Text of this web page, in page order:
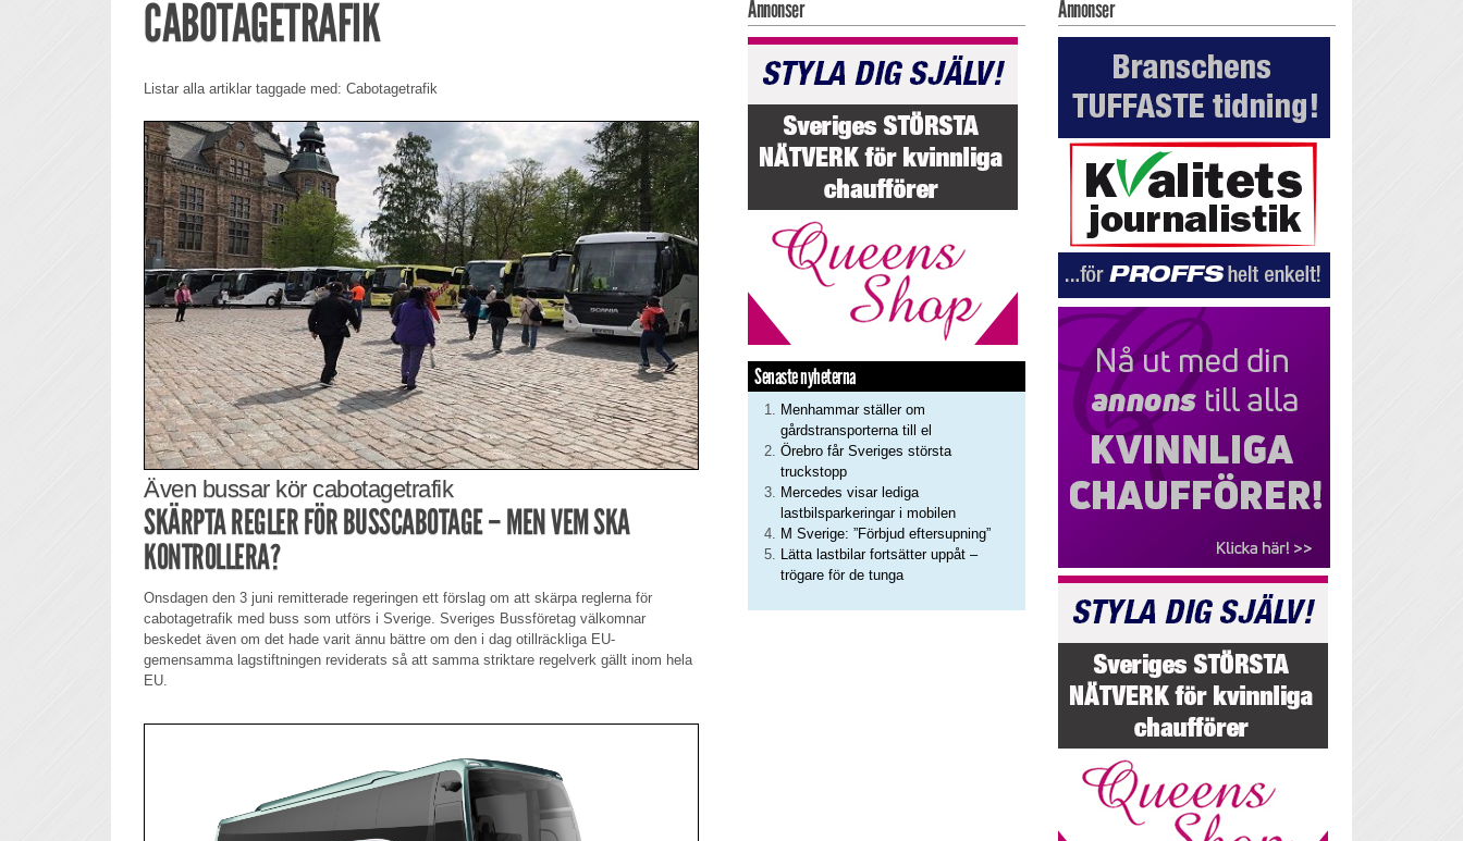
CABOTAGETRAFIK
Listar alla artiklar taggade med: Cabotagetrafik
Även bussar kör cabotagetrafik
SKÄRPTA REGLER FÖR BUSSCABOTAGE – MEN VEM SKA
KONTROLLERA?
Onsdagen den 3 juni remitterade regeringen ett förslag om att skärpa reglerna för
cabotagetrafik med buss som utförs i Sverige. Sveriges Bussföretag välkomnar
beskedet även om det hade varit ännu bättre om den i dag otillräckliga EU-
gemensamma lagstiftningen reviderats så att samma striktare regelverk gällt inom hela
EU.
Annonser
Senaste nyheterna
Menhammar ställer om
gårdstransporterna till el
Örebro får Sveriges största
truckstopp
Mercedes visar lediga
lastbilsparkeringar i mobilen
M Sverige: ”Förbjud eftersupning”
Lätta lastbilar fortsätter uppåt –
trögare för de tunga
Annonser